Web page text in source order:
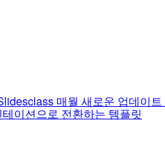
매월 새로운 업데이트
이션으로 전환하는 템플릿